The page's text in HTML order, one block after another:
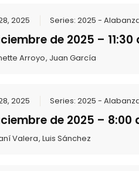
2025 Series:2025 -
de 2025 –
Arroyo, Juan García
2025 Series:2025 -
de 2025 –
Valera,Luis Sánchez